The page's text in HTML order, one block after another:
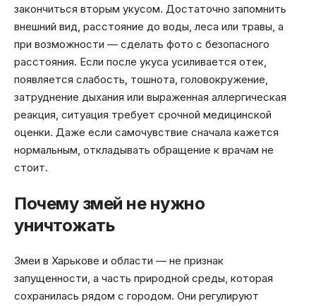
закончиться вторым укусом. Достаточно запомнить
внешний вид, расстояние до воды, леса или травы, а
при возможности — сделать фото с безопасного
расстояния. Если после укуса усиливается отек,
появляется слабость, тошнота, головокружение,
затруднение дыхания или выраженная аллергическая
реакция, ситуация требует срочной медицинской
оценки. Даже если самочувствие сначала кажется
нормальным, откладывать обращение к врачам не
стоит.
Почему змей не нужно
уничтожать
Змеи в Харькове и области — не признак
запущенности, а часть природной среды, которая
сохранилась рядом с городом. Они регулируют